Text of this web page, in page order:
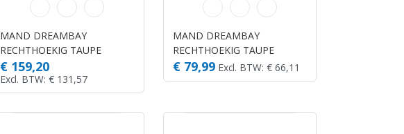
MAND DREAMBAY
RECHTHOEKIG TAUPE
120X95X28CM
€ 159,20
Excl. BTW: € 131,57
MAND DREAMBAY
RECHTHOEKIG TAUPE
80X67X22CM
€ 79,99 Excl. BTW: € 66,11